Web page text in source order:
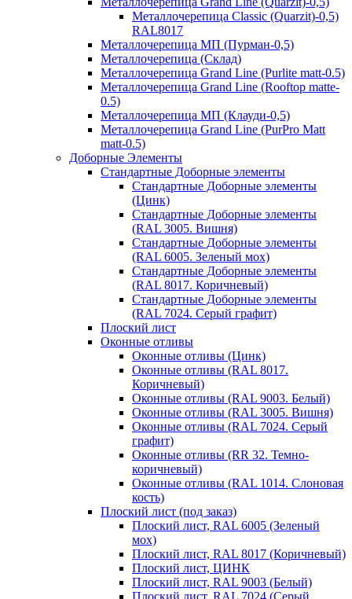
Металлочерепица Classic (Quarzit)-0,5)
RAL8017
Металлочерепица МП (Пурман-0,5)
Металлочерепица (Склад)
Металлочерепица Grand Line (Purlite matt-0.5)
Металлочерепица Grand Line (Rooftop matte-
0.5)
Металлочерепица МП (Клауди-0,5)
Металлочерепица Grand Line (PurPro Matt
matt-0.5)
Доборные Элементы
Стандартные Доборные элементы
Стандартные Доборные элементы
(Цинк)
Стандартные Доборные элементы
(RAL 3005. Вишня)
Стандартные Доборные элементы
(RAL 6005. Зеленый мох)
Стандартные Доборные элементы
(RAL 8017. Коричневый)
Стандартные Доборные элементы
(RAL 7024. Серый графит)
Плоский лист
Оконные отливы
Оконные отливы (Цинк)
Оконные отливы (RAL 8017.
Коричневый)
Оконные отливы (RAL 9003. Белый)
Оконные отливы (RAL 3005. Вишня)
Оконные отливы (RAL 7024. Серый
графит)
Оконные отливы (RR 32. Темно-
коричневый)
Оконные отливы (RAL 1014. Слоновая
кость)
Плоский лист (под заказ)
Плоский лист, RAL 6005 (Зеленый
мох)
Плоский лист, RAL 8017 (Коричневый)
Плоский лист, ЦИНК
Плоский лист, RAL 9003 (Белый)
Плоский лист, RAL 7024 (Серый